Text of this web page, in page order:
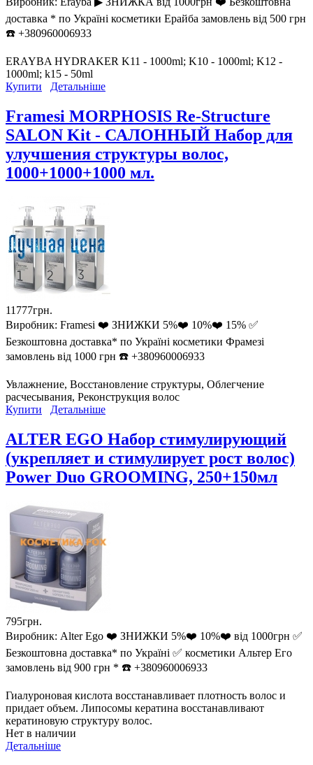
доставка * по Україні косметики Ерайба замовлень від 500 грн
☎️ +380960006933
ERAYBA HYDRAKER K11 - 1000ml; K10 - 1000ml; K12 -
1000ml; k15 - 50ml
Купити
Детальніше
Framesi MORPHOSIS Re-Structure
SALON Kit - САЛОННЫЙ Набор для
улучшения структуры волос,
1000+1000+1000 мл.
11777грн.
Виробник: Framesi ❤️ ЗНИЖКИ 5%❤️ 10%❤️ 15% ✅
Безкоштовна доставка* по Україні косметики Фрамезі
замовлень від 1000 грн ☎️ +380960006933
Увлажнение, Восстановление структуры, Облегчение
расчесывания, Реконструкция волос
Купити
Детальніше
ALTER EGO Набор стимулирующий
(укрепляет и стимулирует рост волос)
Power Duo GROOMING, 250+150мл
795грн.
Виробник: Alter Ego ❤️ ЗНИЖКИ 5%❤️ 10%❤️ від 1000грн ✅
Безкоштовна доставка* по Україні ✅ косметики Альтер Его
замовлень від 900 грн * ☎️ +380960006933
Гиалуроновая кислота восстанавливает плотность волос и
придает объем. Липосомы кератина восстанавливают
кератиновую структуру волос.
Нет в наличии
Детальніше